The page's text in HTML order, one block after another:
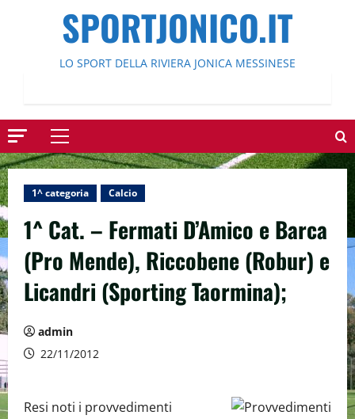
SPORTJONICO.IT
LO SPORT DELLA RIVIERA JONICA MESSINESE
Menu
principale
1^ categoria Calcio
1^ Cat. – Fermati D’Amico e Barca
(Pro Mende), Riccobene (Robur) e
Licandri (Sporting Taormina);
admin
22/11/2012
Resi noti i provvedimenti